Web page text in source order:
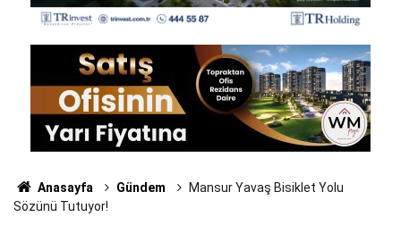
Anasayfa Gündem
Mansur Yavaş Bisiklet Yolu
Sözünü Tutuyor!